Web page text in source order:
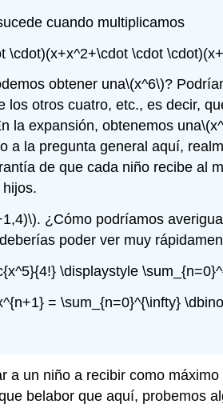
cuando multiplicamos
\cdot
obtener una\(x^6\)?
los otros cuatro, etc., es decir,
la expansión, obtenemos una
a la pregunta general aquí,
de que cada niño recibe al
hijos.
. ¿Cómo podríamos
poder ver muy
\displaystyle
= \sum_{n=0}^{\infty}
un niño a recibir como
belabor que aquí, probemos